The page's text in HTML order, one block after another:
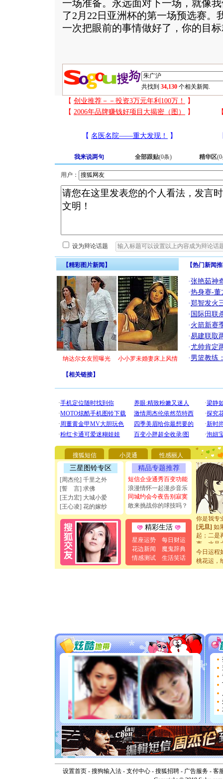
一场准备。永远面对下一场，就像
了2月22日亚洲杯的第一场预选赛。
一次把眼前的事情做好了，你的目
共找到 34,130 个相关新闻.
我来说两句 全部跟贴(0条) 精华区(0
用户：
设为辩论话题
【精彩图片新闻】
纳达尔女友照曝光 小小罗未婚妻床上风情
【热门新闻
·张艳茹神
·热身赛-董
·郑智发火
· 国际田联
· 火箭新赛
·易建联取
·尤帅肯定
· 男篮教练
【相关链接】
搜狐短信 小灵通 性感丽人
三星图铃专区
[周杰伦] 千里之外
[誓 言] 求佛
[王力宏] 大城小爱
[王心凌] 花的嫁纱
精品专题推荐
短信企业通秀百变功能
浪漫情怀一起漫步音乐
同城约会今夜告别寂寞
敢来挑战你的球技吗？
精彩生活
星座运势
每日财运
花边新闻
魔鬼辞典
情感测试
生活笑话
你太多
要平安！
[圣诞节]
能正大光
天都要快
[圣诞节]
如意,快
[元旦]看
断电。爱
你是我专
[元旦]如
起；二是
离。水晶
[元旦]当
泣，这痛
卖了。水
你太多，
要平安！
[圣诞节]
能正大
天都要快
[圣诞节]
如意,快
[元旦]
看
断电。
你是我
[元旦]
起；二是
离。水晶
[元旦]当
泣，这痛
卖了。水
[春节]
风
颜！冬去
今日运程
桃花运，
设置首页- 搜狗输入法- 支付中心- 搜狐招聘- 广告服务- 客